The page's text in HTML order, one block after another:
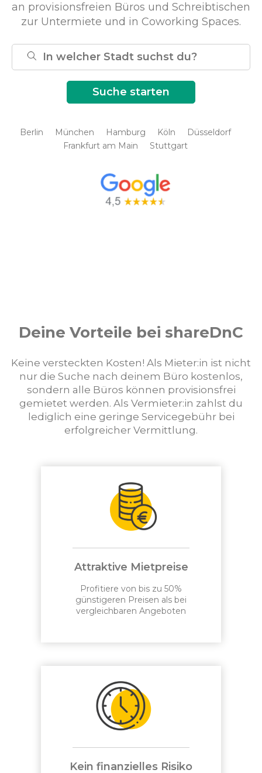
an provisionsfreien Büros und Schreibtischen
zur Untermiete und in Coworking Spaces.
Berlin München Hamburg Köln
Düsseldorf
Frankfurt am Main
Stuttgart
Deine Vorteile bei shareDnC
Keine versteckten Kosten! Als Mieter:in ist nicht
nur die Suche nach deinem Büro kostenlos,
sondern alle Büros können provisionsfrei
gemietet werden. Als Vermieter:in zahlst du
lediglich eine geringe Servicegebühr bei
erfolgreicher Vermittlung.
Attraktive Mietpreise
Profitiere von bis zu 50%
günstigeren Preisen als bei
vergleichbaren Angeboten
Kein finanzielles Risiko